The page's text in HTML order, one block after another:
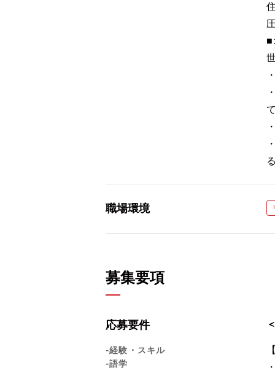
■
職場環境
募集要項
応募要件
-経験・スキル
-語学